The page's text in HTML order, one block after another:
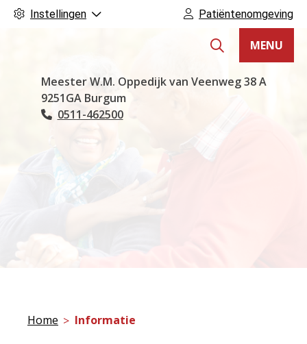
Instellingen Patiëntenomgeving
Hoofdmenu
MENU
Meester W.M. Oppedijk van Veenweg38 A
9251GA Burgum
Tel:
0511-462500
Home Informatie